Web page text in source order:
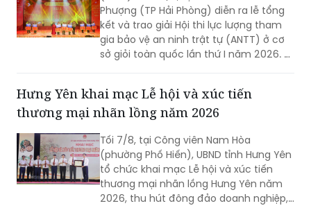
(PLVN) - Tối 7/8, tại Nhà hát Hoa
Phượng (TP Hải Phòng) diễn ra lễ tổng
kết và trao giải Hội thi lực lượng tham
gia bảo vệ an ninh trật tự (ANTT) ở cơ
Phòng giảnh giải cao nhất.
Hưng Yên khai mạc Lễ hội và xúc tiến
thương mại nhãn lồng năm 2026
Tối 7/8, tại Công viên Nam Hòa
(phường Phố Hiến), UBND tỉnh Hưng Yên
tổ chức khai mạc Lễ hội và xúc tiến
thương mại nhãn lồng Hưng Yên năm